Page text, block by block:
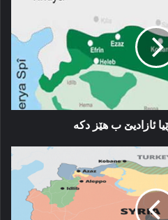
ئازادیێ ب هێز دکە